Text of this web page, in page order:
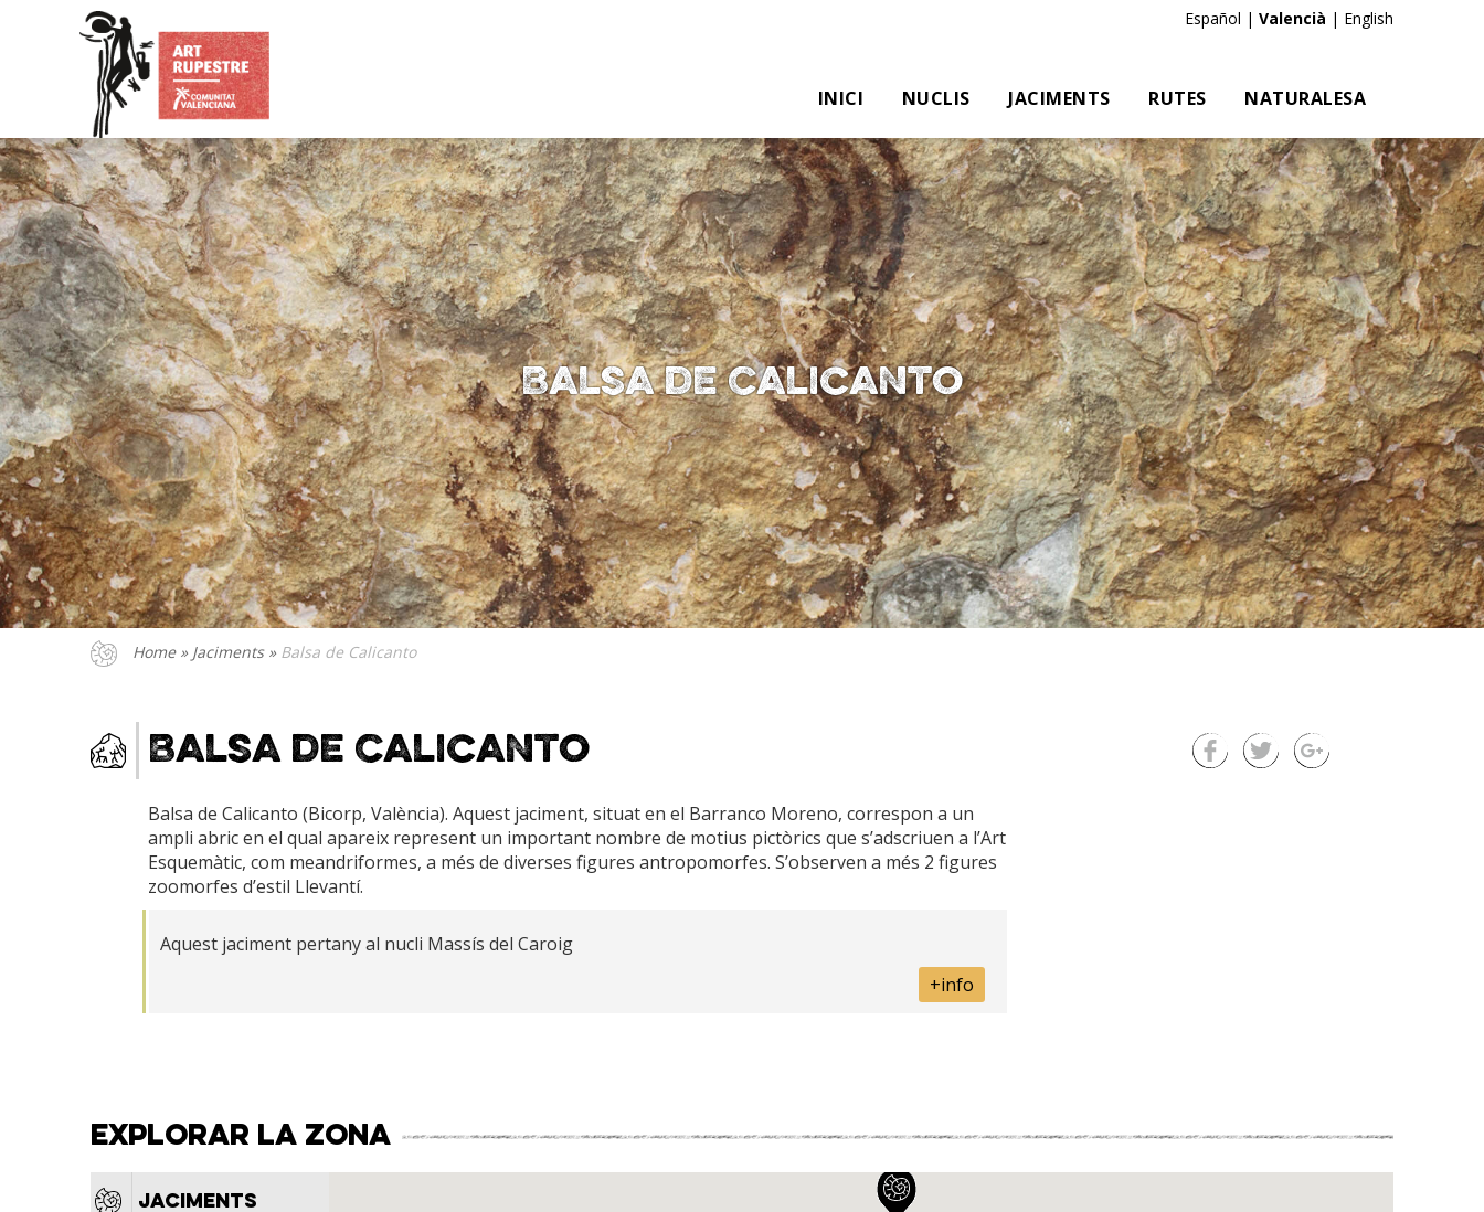
Es | Va | En
INICI NUCLIS JACIMENTS RUTES NATURALESA
Balsa de Calicanto
Home» Jaciments » Balsa de Calicanto
Balsa de Calicanto
Balsa de Calicanto (Bicorp, València). Aquest jaciment, situat en el Barranco Moreno, correspon a un
ampli abric en el qual apareix represent un important nombre de motius pictòrics que s’adscriuen a l’Art
Esquemàtic, com meandriformes, a més de diverses figures antropomorfes. S’observen a més 2 figures
zoomorfes d’estil Llevantí.
Aquest jaciment pertany al nucli Massís del Caroig
+info
Explorar la zona
Jaciments